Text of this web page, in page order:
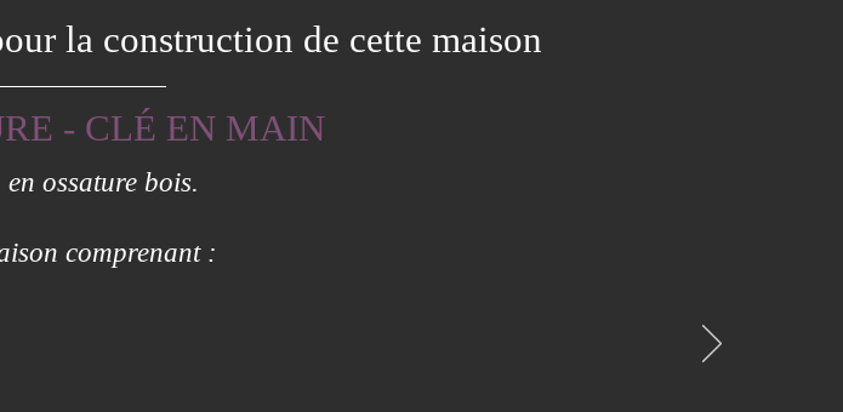
la construction de cette maison
- CLÉ EN MAIN
ossature bois.
comprenant :